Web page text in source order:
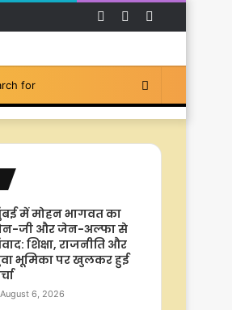
YouTube
Facebook
Search
for
में मोहन भागवत का
जी और जेन-अल्फा से
शिक्षा, राजनीति और
भूमिका पर खुलकर हुई
August 6, 2026